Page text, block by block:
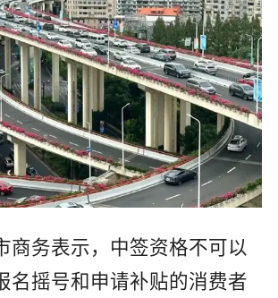
商务表示，中签资格不可以
名摇号和申请补贴的消费者